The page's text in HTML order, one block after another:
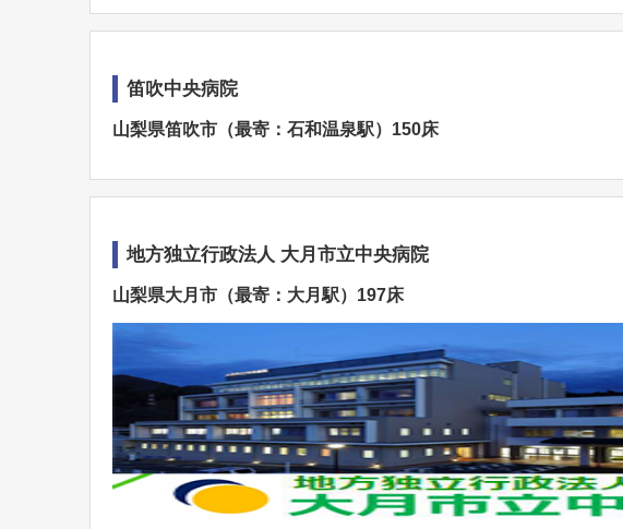
笛吹中央病院
山梨県笛吹市（最寄：石和温泉駅）150床
地方独立行政法人 大月市立中央病院
山梨県大月市（最寄：大月駅）197床